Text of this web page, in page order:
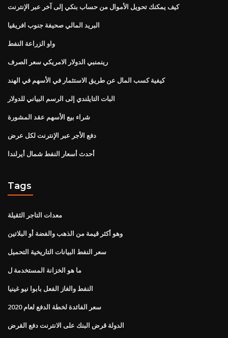
كيف يمكنك تحويل الأموال من حساب بنكي إلى آخر عبر الإنترنت
البريد المالي صحيفة جنوب افريقيا
واو الزراعة النفط
رينمنبي الدولار الامريكي سعر الصرف
كيفية كسب المال عن طريق الاستثمار في الأسهم في الهند
البات التايلندي إلى الرسم البياني للدولار
شراء بيع الأسهم عقد المشورة
دفع الأجر عبر الإنترنت لكل عرض
أحدث أسعار النفط شمال أيرلندا
Tags
معدات التاجر الثقيلة
وهو أكثر قيمة من الذهب والفضة أو البلاتين
سعر النفط البيانات التاريخية التحميل
ما هو الخزانة المستخدمة ل
النفط والغاز الفعل بابوا نيو غينيا
سعر الفائدة لخطة الدفع لعام 2020
الدولة قرض البنك على الانترنت دفع القرض